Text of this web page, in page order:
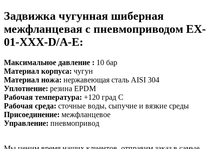
Задвижка чугунная шиберная
межфланцевая c пневмоприводом EX-
01-XXX-D/A-Е:
Максимальное давление : 10 бар
Материал корпуса: чугун
Материал ножа: нержавеющая сталь AISI 304
Уплотнение: резина EPDM
Рабочая температура: +120 град С
Рабочая среда: сточные воды, сыпучие и вязкие среды
Присоединение: межфланцевое
Управление: пневмопривод